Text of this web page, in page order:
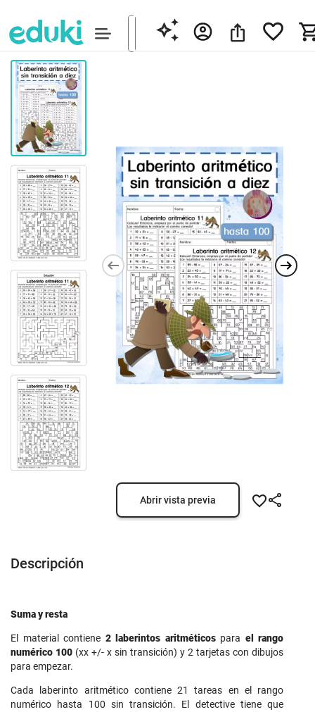
Abrir vista previa
Descripción
Suma y resta
El material contiene 2 laberintos aritméticospara el rango
numérico 100 (xx +/- x sin transición) y 2 tarjetas con dibujos
para empezar.
Cada laberinto aritmético contiene 21 tareas en el rango
numérico hasta 100 sin transición. El detective tiene que